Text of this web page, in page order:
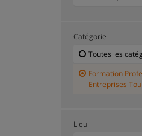
Catégorie
Toutes les
Formation
Entreprises
Lieu